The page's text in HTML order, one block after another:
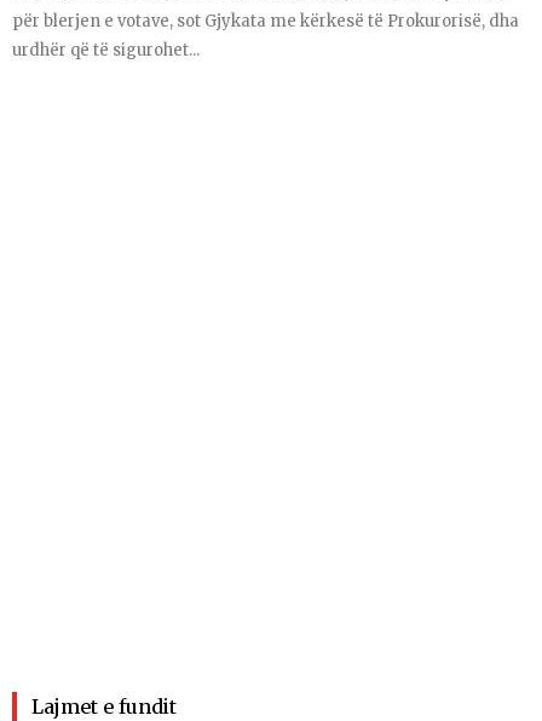
për blerjen e votave, sot Gjykata me kërkesë të Prokurorisë, dha
urdhër që të sigurohet...
Lajmet e fundit